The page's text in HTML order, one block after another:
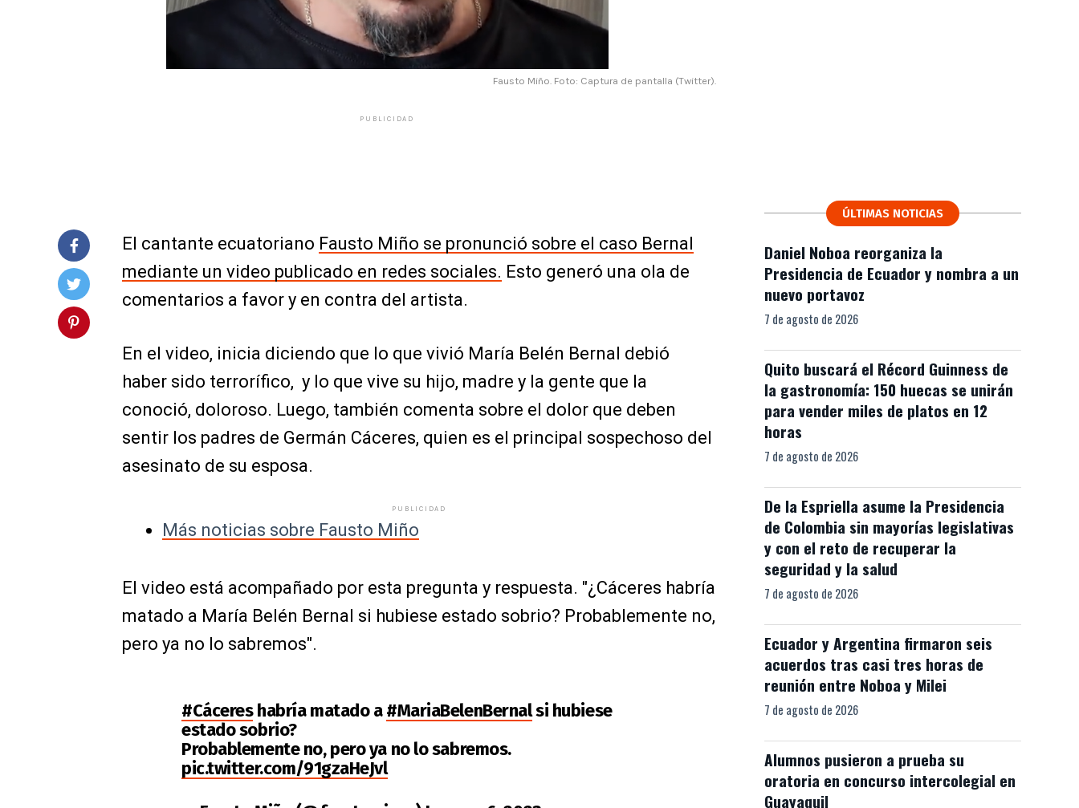
Fausto Miño. Foto: Captura de pantalla (Twitter).
PUBLICIDAD
El cantante ecuatoriano Fausto Miño se pronunció sobre el caso Bernal
mediante un video publicado en redes sociales. Esto generó una ola de
comentarios a favor y en contra del artista.
En el video, inicia diciendo que lo que vivió María Belén Bernal debió
haber sido terrorífico, y lo que vive su hijo, madre y la gente que la
conoció, doloroso. Luego, también comenta sobre el dolor que deben
sentir los padres de Germán Cáceres, quien es el principal sospechoso del
asesinato de su esposa.
PUBLICIDAD
Más noticias sobre Fausto Miño
El video está acompañado por esta pregunta y respuesta. "¿Cáceres habría
matado a María Belén Bernal si hubiese estado sobrio? Probablemente no,
pero ya no lo sabremos".
#Cácereshabría matado a#MariaBelenBernalsi hubiese
estado sobrio?
Probablemente no, pero ya no lo sabremos.
pic.twitter.com/91gzaHeJvl
ÚLTIMAS NOTICIAS
Daniel Noboa reorganiza la
Presidencia de Ecuador y nombra a un
nuevo portavoz
7 de agosto de 2026
Quito buscará el Récord Guinness de
la gastronomía: 150 huecas se unirán
para vender miles de platos en 12
horas
7 de agosto de 2026
De la Espriella asume la Presidencia
de Colombia sin mayorías legislativas
y con el reto de recuperar la
seguridad y la salud
7 de agosto de 2026
Ecuador y Argentina firmaron seis
acuerdos tras casi tres horas de
reunión entre Noboa y Milei
7 de agosto de 2026
Alumnos pusieron a prueba su
oratoria en concurso intercolegial en
Guayaquil